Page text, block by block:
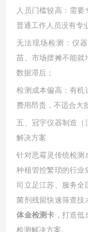
人员门槛较高：需要
普通工作人员没有专
无法现场检测：仪
苗、市场摆摊不能就
数据滞后；
检测成本偏高：有机
费用昂贵，不适合大
五、冠宇仪器制造（
解决方案
针对恶霉灵传统检测
种植管控繁琐的行业
司立足江苏、服务全
菌剂残留快速筛查技
体金检测卡 ，打造
检测解决方案。